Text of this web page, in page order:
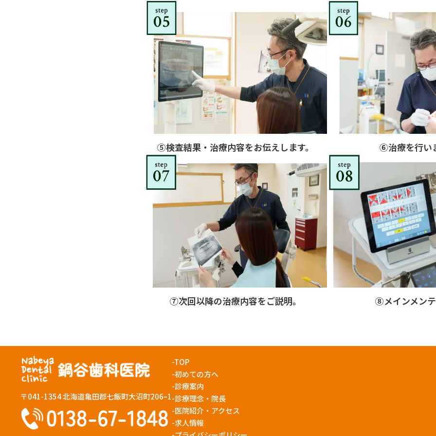
⑤検査結果・治療内容をお伝えします。 ⑥治療を行い
⑦次回以降の治療内容をご説明。 ⑧メインメン
〒041-1354北海道亀田郡七飯町大沼町206ｰ1
-TOP
-初めての方へ
-診療案内
-診療理念・院長
-医院紹介・アクセス
-求人情報